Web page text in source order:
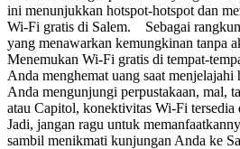
ini menunjukkan hotspot-hotspot dan
Wi-Fi gratis di Salem. Sebagai
yang menawarkan kemungkinan tanpa
Menemukan Wi-Fi gratis di tempat-
Anda menghemat uang saat
Anda mengunjungi perpustakaan, mal,
atau Capitol, konektivitas Wi-Fi tersedia
Jadi, jangan ragu untuk
sambil menikmati kunjungan Anda ke